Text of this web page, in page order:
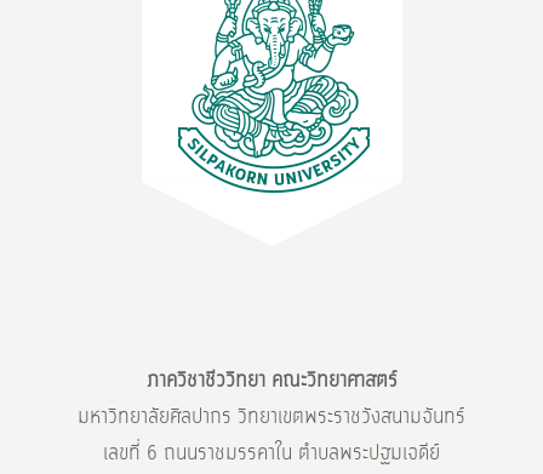
ภาควิชาชีววิทยา คณะวิทยาศาสตร์
มหาวิทยาลัยศิลปากร วิทยาเขตพระราชวังสนามจันทร์
เลขที่ 6 ถนนราชมรรคาใน ตำบลพระปฐมเจดีย์